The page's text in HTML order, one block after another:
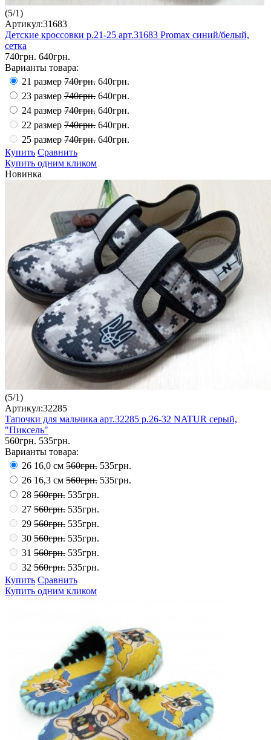
(5/1)
Артикул:31683
Детские кроссовки р.21-25 арт.31683 Promax синий/белый,
сетка
740грн. 640грн.
Варианты товара:
21 размер 740грн. 640грн.
23 размер 740грн. 640грн.
24 размер 740грн. 640грн.
22 размер 740грн. 640грн.
25 размер 740грн. 640грн.
Купить Сравнить
Купить одним кликом
Новинка
(5/1)
Артикул:32285
Тапочки для мальчика арт.32285 р.26-32 NATUR серый,
"Пиксель"
560грн. 535грн.
Варианты товара:
26 16,0 см 560грн. 535грн.
26 16,3 см 560грн. 535грн.
28 560грн. 535грн.
27 560грн. 535грн.
29 560грн. 535грн.
30 560грн. 535грн.
31 560грн. 535грн.
32 560грн. 535грн.
Купить Сравнить
Купить одним кликом